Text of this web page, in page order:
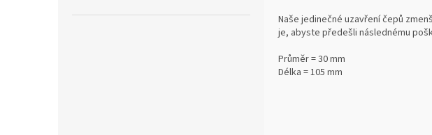
Naše jedinečné uzavření čepů
je, abyste předešli následnému
Průměr = 30 mm
Délka = 105 mm